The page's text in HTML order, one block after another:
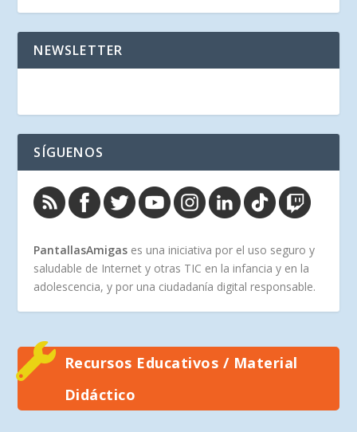
NEWSLETTER
SÍGUENOS
PantallasAmigas es una iniciativa por el uso seguro y
saludable de Internet y otras TIC en la infancia y en la
adolescencia, y por una ciudadanía digital responsable.
Recursos Educativos / Material
Didáctico